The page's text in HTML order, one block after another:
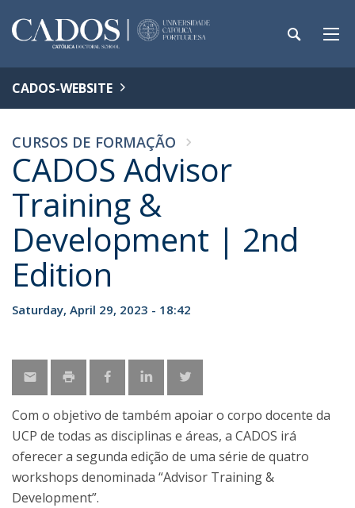
CADOS-WEBSITE
CURSOS DE FORMAÇÃO
CADOS Advisor
Training &
Development | 2nd
Edition
Saturday, April 29, 2023 - 18:42
Com o objetivo de também apoiar o corpo docente da
UCP de todas as disciplinas e áreas, a CADOS irá
oferecer a segunda edição de uma série de quatro
workshops denominada “Advisor Training &
Development”.